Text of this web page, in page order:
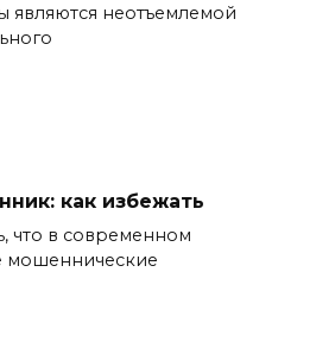
являются неотъемлемой
как избежать
что в современном